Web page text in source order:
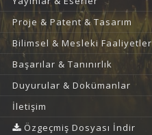
Proje & Patent & Tasarım
Bilimsel & Mesleki Faaliyetler
Başarılar & Tanınırlık
Duyurular & Dokümanlar
İletişim
Özgeçmiş Dosyası İndir